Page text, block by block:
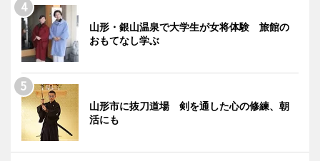
山形・銀山温泉で大学生が女将体験 旅館の
おもてなし学ぶ
山形市に抜刀道場 剣を通した心の修練、朝
活にも